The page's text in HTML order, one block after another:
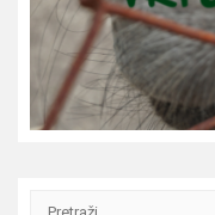
Pretraži: